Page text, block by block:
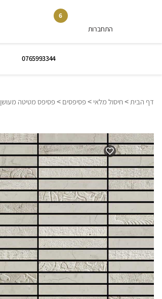
התחברות
6
0765993344
דף הבית>חיסול מלאי >פסיפסים >פסיפס מטיטה מעושן 1.5*10